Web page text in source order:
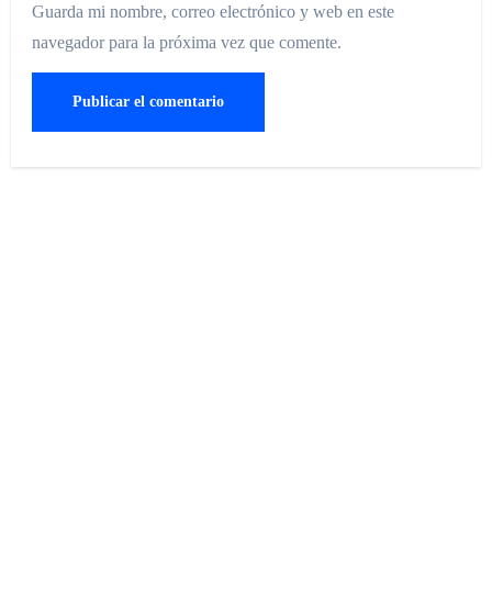
Guarda mi nombre, correo electrónico y web en este
navegador para la próxima vez que comente.